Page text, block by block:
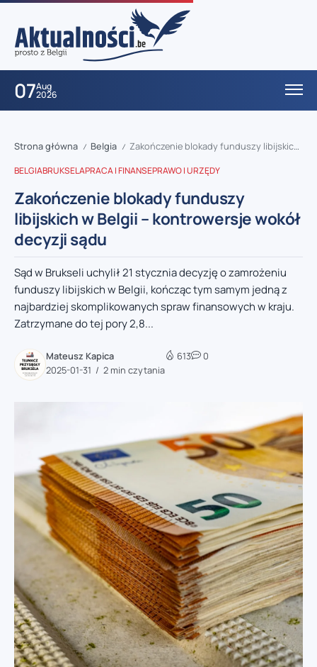
07Aug
2026
Strona główna / Belgia / Zakończenie blokady funduszy libijskich w Belgii – kontrowersje wokół decyzji sądu
BELGIABRUKSELAPRACA I FINANSEPRAWO I URZĘDY
Zakończenie blokady funduszy
libijskich w Belgii – kontrowersje wokół
decyzji sądu
Sąd w Brukseli uchylił 21 stycznia decyzję o zamrożeniu
funduszy libijskich w Belgii, kończąc tym samym jedną z
najbardziej skomplikowanych spraw finansowych w kraju.
Zatrzymane do tej pory 2,8...
Mateusz Kapica
2025-01-31
2 min czytania
613 0